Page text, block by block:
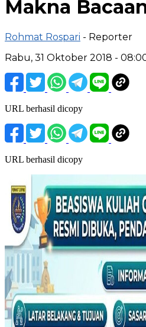
Makna
Rohmat Rospari - Reporter
Rabu, 31 Oktober 2018 -
URL berhasil dicopy
URL berhasil dicopy